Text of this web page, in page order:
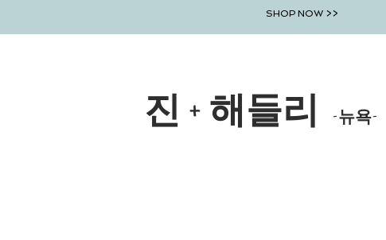
SHOP NOW >>
진 + 해들리 -뉴욕-